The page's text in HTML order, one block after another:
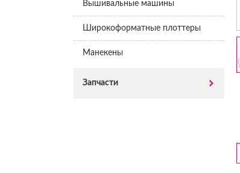
Вышивальные машины
Широкоформатные плоттеры
Манекены
Запчасти